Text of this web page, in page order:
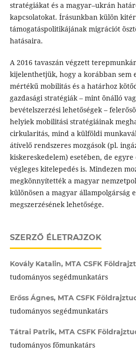
stratégiákat és a magyar–ukrán
kapcsolatokat. Írásunkban külön
támogatáspolitikájának migrációt
hatásaira.
A 2016 tavaszán végzett
kijelenthetjük, hogy a korábban sem
mértékű mobilitás és a határhoz
gazdasági stratégiák – mint önálló
bevételszerzési lehetőségek –
helyiek mobilitási stratégiáinak
cirkularitás, mind a külföldi
átívelő rendszeres mozgások (pl.
kiskereskedelem) esetében, de
végleges kitelepedés is. Mindezen
megkönnyítették a magyar
különösen a magyar állampolgárság
megszerzésének lehetősége.
SZERZŐ ÉLETRAJZOK
Kovály Katalin, MTA CSFK
tudományos segédmunkatárs
Erőss Ágnes, MTA CSFK
tudományos segédmunkatárs
Tátrai Patrik, MTA CSFK
tudományos főmunkatárs